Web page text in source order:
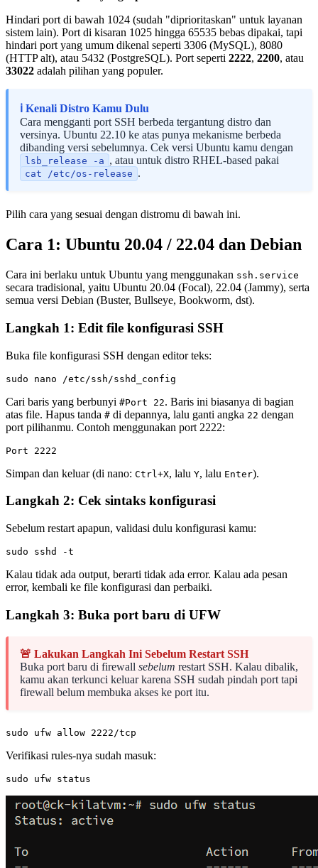
Hindari port di bawah 1024 (sudah "diprioritaskan" untuk layanan
sistem lain). Port di kisaran 1025 hingga 65535 bebas dipakai, tapi
hindari port yang umum dikenal seperti 3306 (MySQL), 8080
(HTTP alt), atau 5432 (PostgreSQL). Port seperti 2222, 2200, atau
33022 adalah pilihan yang populer.
ℹ️ Kenali Distro Kamu Dulu
Cara mengganti port SSH berbeda tergantung distro dan
versinya. Ubuntu 22.10 ke atas punya mekanisme berbeda
dibanding versi sebelumnya. Cek versi Ubuntu kamu dengan
lsb_release -a , atau untuk distro RHEL-based pakai
cat /etc/os-release .
Pilih cara yang sesuai dengan distromu di bawah ini.
Cara 1: Ubuntu 20.04 / 22.04 dan Debian
Cara ini berlaku untuk Ubuntu yang menggunakan ssh.service
secara tradisional, yaitu Ubuntu 20.04 (Focal), 22.04 (Jammy), serta
semua versi Debian (Buster, Bullseye, Bookworm, dst).
Langkah 1: Edit file konfigurasi SSH
Buka file konfigurasi SSH dengan editor teks:
Cari baris yang berbunyi #Port 22. Baris ini biasanya di bagian
atas file. Hapus tanda # di depannya, lalu ganti angka 22 dengan
port pilihanmu. Contoh menggunakan port 2222:
Simpan dan keluar (di nano: Ctrl+X, lalu Y, lalu Enter).
Langkah 2: Cek sintaks konfigurasi
Sebelum restart apapun, validasi dulu konfigurasi kamu:
Kalau tidak ada output, berarti tidak ada error. Kalau ada pesan
error, kembali ke file konfigurasi dan perbaiki.
Langkah 3: Buka port baru di UFW
🚨 Lakukan Langkah Ini Sebelum Restart SSH
Buka port baru di firewall sebelum restart SSH. Kalau dibalik,
kamu akan terkunci keluar karena SSH sudah pindah port tapi
firewall belum membuka akses ke port itu.
Verifikasi rules-nya sudah masuk: